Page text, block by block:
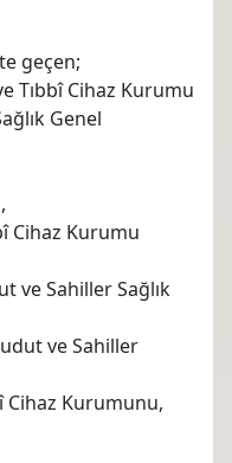
geçen;
Tıbbî Cihaz Kurumu
Genel
Cihaz Kurumu
ve Sahiller Sağlık
ve Sahiller
Cihaz Kurumunu,